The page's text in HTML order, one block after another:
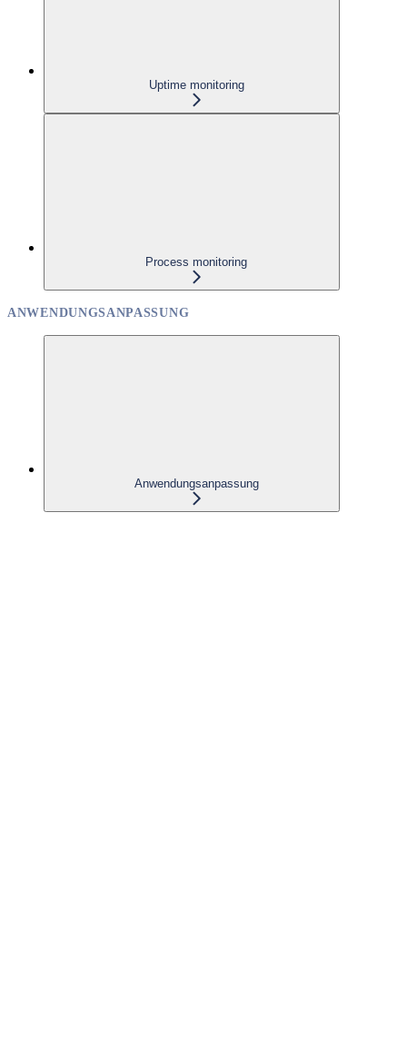
Uptime monitoring
Process monitoring
ANWENDUNGSANPASSUNG
Anwendungsanpassung